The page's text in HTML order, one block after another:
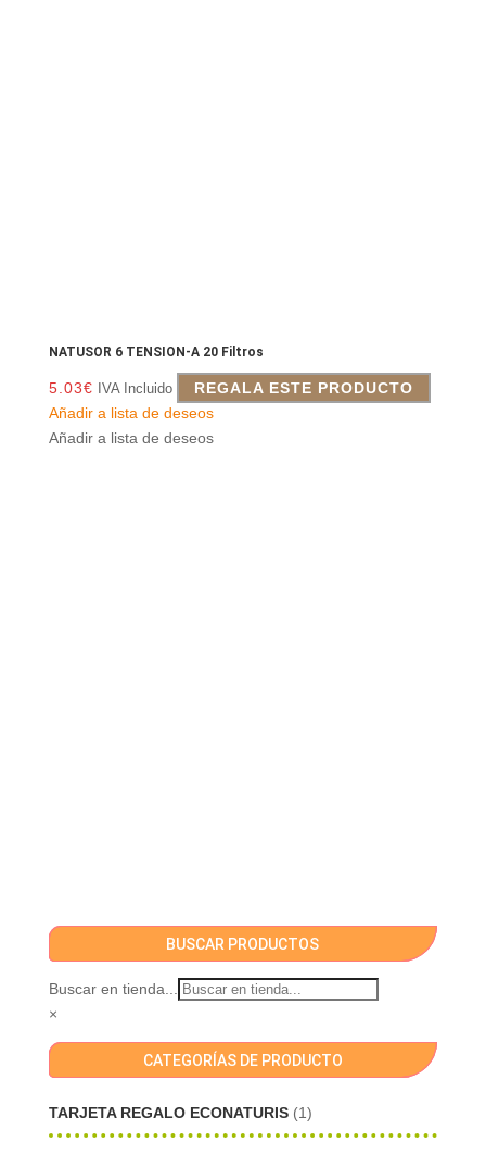
NATUSOR 6 TENSION-A 20 Filtros
5.03€ IVA Incluido
REGALA ESTE PRODUCTO
Añadir a lista de deseos
Añadir a lista de deseos
BUSCAR PRODUCTOS
Buscar en tienda...
×
CATEGORÍAS DE PRODUCTO
TARJETA REGALO ECONATURIS (1)